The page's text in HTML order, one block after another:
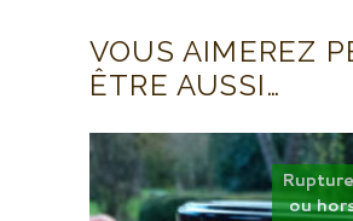
VOUS AIMEREZ
ÊTRE AUSSI…
ou